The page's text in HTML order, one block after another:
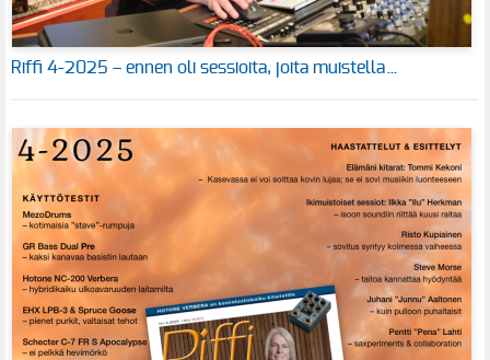
Riffi 4-2025 – ennen oli sessioita, joita muistella…